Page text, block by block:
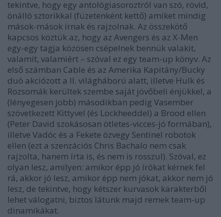
tekintve, hogy egy antológiasoroztról van szó, rövid,
önálló sztorikkal (füzetenként kettő) amiket mindig
mások-mások írnak és rajzolnak. Az összekötő
kapcsos köztük az, hogy az Avengers és az X-Men
egy-egy tagja közösen csépelnek bennük valakit,
valamit, valamiért – szóval ez egy team-up könyv. Az
első számban Cable és az Amerika Kapitány/Bucky
duó akciózott a II. világháború alatt, illetve Hulk és
Rozsomák kerültek szembe saját jövőbeli énjükkel, a
(lényegesen jobb) másodikban pedig Vasember
szövetkezett Kittyvel (és Lockheeddel) a Brood ellen
(Peter David szokásosan ötletes-vicces-jó formában),
illetve Vadóc és a Fekete özvegy Sentinel robotok
ellen (ezt a szenzációs Chris Bachalo nem csak
rajzolta, hanem írta is, és nem is rosszul). Szóval, ez
olyan lesz, amilyen: amikor épp jó írókat kérnek fel
rá, akkor jó lesz, amikor épp nem jókat, akkor nem jó
lesz, de tekintve, hogy kétszer kurvasok karakterből
lehet válogatni, biztos látunk majd remek team-up
dinamikákat.